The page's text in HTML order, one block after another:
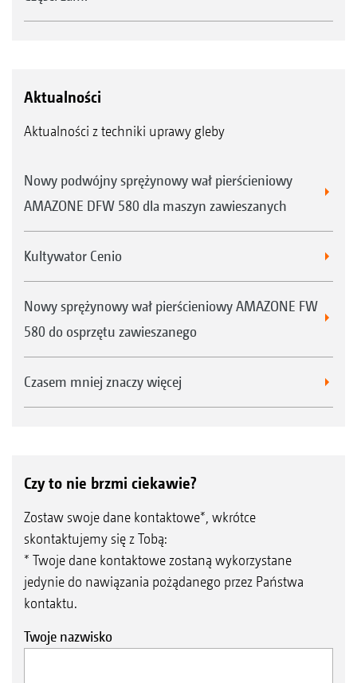
Aktualności
Aktualności z techniki uprawy gleby
Nowy podwójny sprężynowy wał pierścieniowy
AMAZONE DFW 580 dla maszyn zawieszanych
Kultywator Cenio
Nowy sprężynowy wał pierścieniowy AMAZONE FW
580 do osprzętu zawieszanego
Czasem mniej znaczy więcej
Czy to nie brzmi ciekawie?
Zostaw swoje dane kontaktowe*, wkrótce
skontaktujemy się z Tobą:
* Twoje dane kontaktowe zostaną wykorzystane
jedynie do nawiązania pożądanego przez Państwa
kontaktu.
Twoje nazwisko